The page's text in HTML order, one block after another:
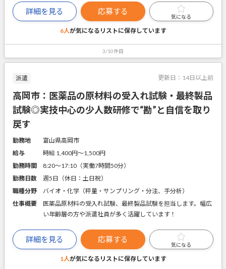
詳細を見る 応募する
気になる
6人が気になるリストに保存しています
3/10件目
派遣 更新日： 14日以上前
高岡市：医薬品の原材料の受入れ試験・最終製品
試験◎実技中心の少人数研修で“勘”と自信を取り
戻す
勤務地
富山県高岡市
給与
時給 1,400円〜1,500円
勤務時間
8:20～17:10（実働7時間50分）
勤務日数
週5日（休日：土日祝）
職種分野
バイオ・化学（秤量・サンプリング・分注、手分析）
仕事概要
医薬品原材料の受入れ試験、最終製品試験を担当します。幅広
い年齢層の方や派遣社員が多く活躍しています！
詳細を見る 応募する
気になる
1人が気になるリストに保存しています